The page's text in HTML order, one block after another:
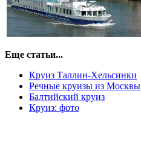
Еще статьи...
Круиз Таллин-Хельсинки
Речные круизы из Москвы
Балтийский круиз
Круиз: фото